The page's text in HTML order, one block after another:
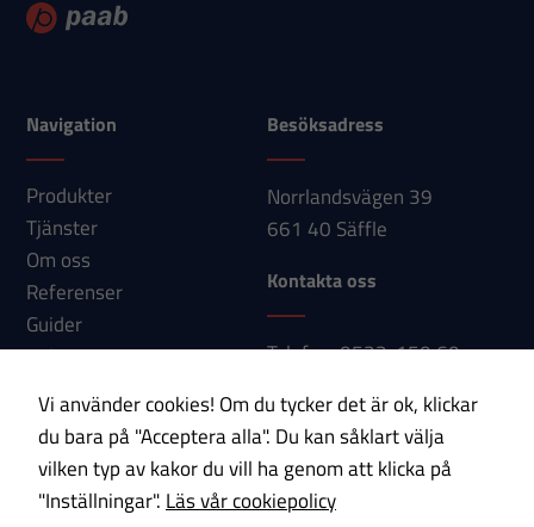
Navigation
Produkter
Tjänster
Om oss
Referenser
Guider
Nyheter
Kontakt
Besöksadress
Norrlandsvägen 39
661 40 Säffle
Kontakta oss
Telefon: 0533-150 60
info@paab.com
Prenumerera på vårt nyhetsbrev!
Vi använder cookies! Om du tycker det är ok, klickar
du bara på "Acceptera alla". Du kan såklart välja
vilken typ av kakor du vill ha genom att klicka på
"Inställningar". Läs vår cookiepolicy